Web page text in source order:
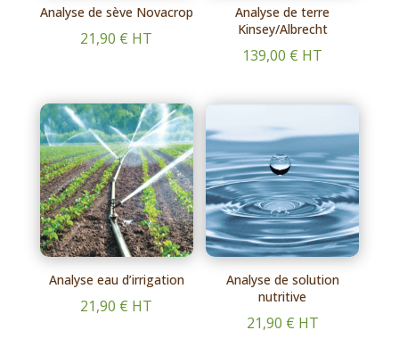
Analyse de sève Novacrop
21,90 € HT
Analyse de terre
Kinsey/Albrecht
139,00 € HT
Analyse eau d’irrigation
21,90 € HT
Analyse de solution
nutritive
21,90 € HT